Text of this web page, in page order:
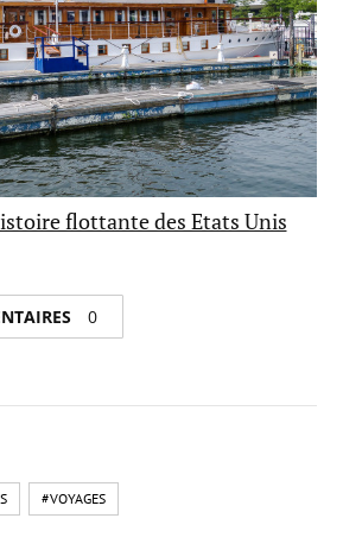
flottante des Etats Unis
0
#VOYAGES